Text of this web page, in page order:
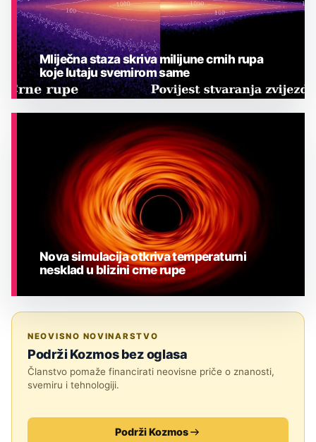
Mliječna staza skriva milijune crnih rupa
koje lutaju svemirom same
Nova simulacija otkriva temperaturni
nesklad u blizini crne rupe
NEOVISNO NOVINARSTVO
Podrži Kozmos bez oglasa
Članstvo pomaže financirati neovisne priče o znanosti,
svemiru i tehnologiji.
Podrži Kozmos